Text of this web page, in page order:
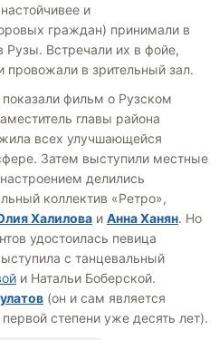
и
граждан) принимали в
Рузы. Встречали их в фойе,
провожали в зрительный зал.
фильм о Рузском
главы района
всех улучшающейся
Затем выступили местные
делились
коллектив «Ретро»,
Халилова и Анна Ханян. Но
удостоилась певица
с танцевальный
и Натальи Боберской.
(он и сам является
степени уже десять лет).